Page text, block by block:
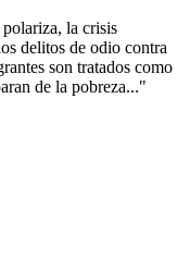
la crisis
delitos de odio contra
son tratados como
de la pobreza..."